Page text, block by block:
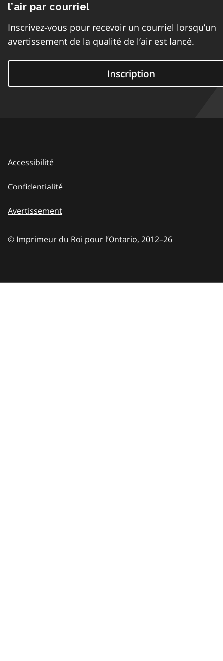
l’air par courriel
Inscrivez-vous pour recevoir un courriel lorsqu’un
avertissement de la qualité de l’air est lancé.
Inscription
Accessibilité
Confidentialité
Avertissement
© Imprimeur du Roi pour l’Ontario, 2012–26